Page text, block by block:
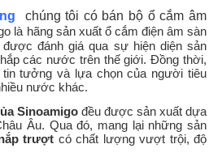
chúng tôi có bán bộ ổ cắm âm
là hãng sản xuất ổ cắm điện âm sàn
đánh giá qua sự hiện diện sản
các nước trên thế giới. Đồng thời,
tưởng và lựa chọn của người tiêu
nước khác.
Sinoamigo đều được sản xuất dựa
Âu. Qua đó, mang lại những sản
trượt có chất lượng vượt trội, độ